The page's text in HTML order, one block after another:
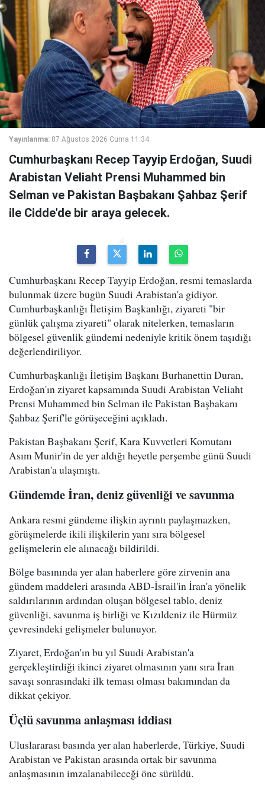
Yayınlanma: 07 Ağustos 2026 Cuma 11:34
Cumhurbaşkanı Recep Tayyip Erdoğan, Suudi
Arabistan Veliaht Prensi Muhammed bin
Selman ve Pakistan Başbakanı Şahbaz Şerif
ile Cidde'de bir araya gelecek.
Cumhurbaşkanı Recep Tayyip Erdoğan, resmi temaslarda
bulunmak üzere bugün Suudi Arabistan'a gidiyor.
Cumhurbaşkanlığı İletişim Başkanlığı, ziyareti "bir
günlük çalışma ziyareti" olarak nitelerken, temasların
bölgesel güvenlik gündemi nedeniyle kritik önem taşıdığı
değerlendiriliyor.
Cumhurbaşkanlığı İletişim Başkanı Burhanettin Duran,
Erdoğan'ın ziyaret kapsamında Suudi Arabistan Veliaht
Prensi Muhammed bin Selman ile Pakistan Başbakanı
Şahbaz Şerif'le görüşeceğini açıkladı.
Pakistan Başbakanı Şerif, Kara Kuvvetleri Komutanı
Asım Munir'in de yer aldığı heyetle perşembe günü Suudi
Arabistan'a ulaşmıştı.
Gündemde İran, deniz güvenliği ve savunma
Ankara resmi gündeme ilişkin ayrıntı paylaşmazken,
görüşmelerde ikili ilişkilerin yanı sıra bölgesel
gelişmelerin ele alınacağı bildirildi.
Bölge basınında yer alan haberlere göre zirvenin ana
gündem maddeleri arasında ABD-İsrail'in İran'a yönelik
saldırılarının ardından oluşan bölgesel tablo, deniz
güvenliği, savunma iş birliği ve Kızıldeniz ile Hürmüz
çevresindeki gelişmeler bulunuyor.
Ziyaret, Erdoğan'ın bu yıl Suudi Arabistan'a
gerçekleştirdiği ikinci ziyaret olmasının yanı sıra İran
savaşı sonrasındaki ilk teması olması bakımından da
dikkat çekiyor.
Üçlü savunma anlaşması iddiası
Uluslararası basında yer alan haberlerde, Türkiye, Suudi
Arabistan ve Pakistan arasında ortak bir savunma
anlaşmasının imzalanabileceği öne sürüldü.